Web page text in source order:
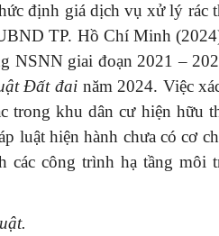
định giá dịch vụ xử lý rác
TP. Hồ Chí Minh
NSNN giai đoạn 2021 –
Đất đai năm 2024. Việc
trong khu dân cư hiện hữu
luật hiện hành chưa có cơ
các công trình hạ tầng môi